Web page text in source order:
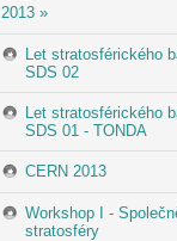
2013 »
Let stratosférického
SDS 02
Let stratosférického
SDS 01 - TONDA
CERN 2013
Workshop I -
stratosféry